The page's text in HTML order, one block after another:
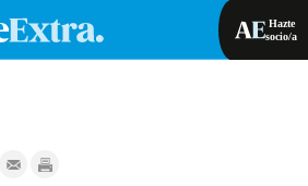
Hazte
socio/a
VA